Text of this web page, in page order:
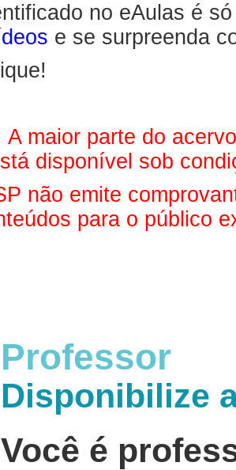
no eAulas é
e se surpreenda
A maior parte do
disponível sob
não emite
para o público
Professor
Disponibilize
Você é